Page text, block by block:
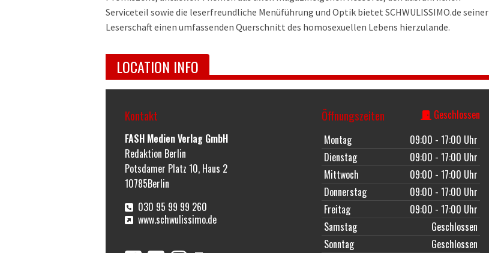
Serviceteil sowie die leserfreundliche Menüführung und Optik bietet SCHWULISSIMO.de seiner
Leserschaft einen umfassenden Querschnitt des homosexuellen Lebens hierzulande.
LOCATION INFO
Kontakt
FASH Medien Verlag GmbH
Redaktion Berlin
Potsdamer Platz 10, Haus 2
10785Berlin
030 95 99 99 260
www.schwulissimo.de
Öffnungszeiten
Geschlossen
Montag
09:00 - 17:00 Uhr
Dienstag
09:00 - 17:00 Uhr
Mittwoch
09:00 - 17:00 Uhr
Donnerstag
09:00 - 17:00 Uhr
Freitag
09:00 - 17:00 Uhr
Samstag
Geschlossen
Sonntag
Geschlossen